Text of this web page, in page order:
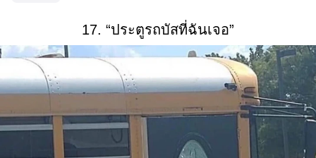
17. “ประตูรถบัสที่ฉันเจอ”